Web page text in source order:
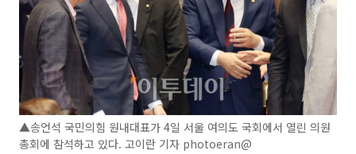
▲송언석 국민의힘 원내대표가 4일 서울 여의도 국회에서 열린 의원
총회에 참석하고 있다. 고이란 기자 photoeran@